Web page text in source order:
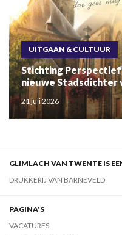
UITGAAN & CULTUUR
Stichting
nieuwe Stadsdichter
21 juli 2026
GLIMLACH VAN TWENTE IS
DRUKKERIJ VAN BARNEVELD
PAGINA'S
VACATURES